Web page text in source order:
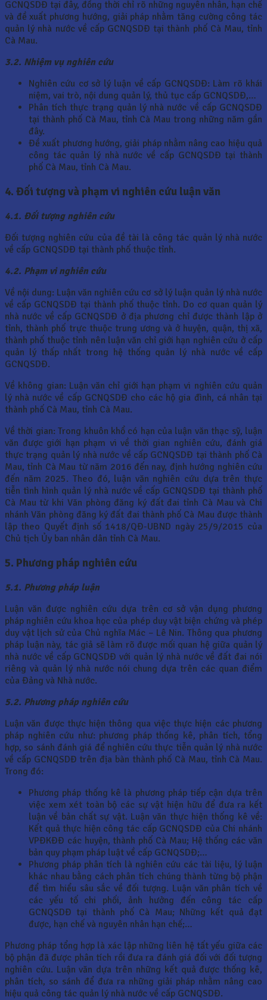
GCNQSDĐ tại đây, đồng thời chỉ rõ những nguyên nhân, hạn chế
và đề xuất phương hướng, giải pháp nhằm tăng cường công tác
quản lý nhà nước về cấp GCNQSDĐ tại thành phố Cà Mau, tỉnh
Cà Mau.
3.2. Nhiệm vụ nghiên cứu
Nghiên cứu cơ sở lý luận về cấp GCNQSDĐ: Làm rõ khái
niệm, vai trò, nội dung quản lý, thủ tục cấp GCNQSDĐ,…
Phân tích thực trạng quản lý nhà nước về cấp GCNQSDĐ
tại thành phố Cà Mau, tỉnh Cà Mau trong những năm gần
đây.
Đề xuất phương hướng, giải pháp nhằm nâng cao hiệu quả
công tác quản lý nhà nước về cấp GCNQSDĐ tại thành
phố Cà Mau, tỉnh Cà Mau.
4. Đối tượng và phạm vi nghiên cứu luận văn
4.1. Đối tượng nghiên cứu
Đối tượng nghiên cứu của đề tài là công tác quản lý nhà nước
về cấp GCNQSDĐ tại thành phố thuộc tỉnh.
4.2. Phạm vi nghiên cứu
Về nội dung: Luận văn nghiên cứu cơ sở lý luận quản lý nhà nước
về cấp GCNQSDĐ tại thành phố thuộc tỉnh. Do cơ quan quản lý
nhà nước về cấp GCNQSDĐ ở địa phương chỉ được thành lập ở
tỉnh, thành phố trực thuộc trung ương và ở huyện, quận, thị xã,
thành phố thuộc tỉnh nên luận văn chỉ giới hạn nghiên cứu ở cấp
quản lý thấp nhất trong hệ thống quản lý nhà nước về cấp
GCNQSDĐ.
Về không gian: Luận văn chỉ giới hạn phạm vi nghiên cứu quản
lý nhà nước về cấp GCNQSDĐ cho các hộ gia đình, cá nhân tại
thành phố Cà Mau, tỉnh Cà Mau.
Về thời gian: Trong khuôn khổ có hạn của luận văn thạc sỹ, luận
văn được giới hạn phạm vi về thời gian nghiên cứu, đánh giá
thực trạng quản lý nhà nước về cấp GCNQSDĐ tại thành phố Cà
Mau, tỉnh Cà Mau từ năm 2016 đến nay, định hướng nghiên cứu
đến năm 2025. Theo đó, luận văn nghiên cứu dựa trên thực
tiễn tình hình quản lý nhà nước về cấp GCNQSDĐ tại thành phố
Cà Mau từ khi Văn phòng đăng ký đất đai tỉnh Cà Mau và Chi
nhánh Văn phòng đăng ký đất đai thành phố Cà Mau được thành
lập theo Quyết định số 1418/QĐ-UBND ngày 25/9/2015 của
Chủ tịch Ủy ban nhân dân tỉnh Cà Mau.
5. Phương pháp nghiên cứu
5.1. Phương pháp luận
Luận văn được nghiên cứu dựa trên cơ sở vận dụng phương
pháp nghiên cứu khoa học của phép duy vật biện chứng và phép
duy vật lịch sử của Chủ nghĩa Mác – Lê Nin. Thông qua phương
pháp luận này, tác giả sẽ làm rõ được mối quan hệ giữa quản lý
nhà nước về cấp GCNQSDĐ với quản lý nhà nước về đất đai nói
riêng và quản lý nhà nước nói chung dựa trên các quan điểm
của Đảng và Nhà nước.
5.2. Phương pháp nghiên cứu
Luận văn được thực hiện thông qua việc thực hiện các phương
pháp nghiên cứu như: phương pháp thống kê, phân tích, tổng
hợp, so sánh đánh giá để nghiên cứu thực tiễn quản lý nhà nước
về cấp GCNQSDĐ trên địa bàn thành phố Cà Mau, tỉnh Cà Mau.
Trong đó:
Phương pháp thống kê là phương pháp tiếp cận dựa trên
việc xem xét toàn bộ các sự vật hiện hữu để đưa ra kết
luận về bản chất sự vật. Luận văn thực hiện thống kê về:
Kết quả thực hiện công tác cấp GCNQSDĐ của Chi nhánh
VPĐKĐĐ các huyện, thành phố Cà Mau; Hệ thống các văn
bản quy phạm pháp luật về cấp GCNQSDĐ;…
Phương pháp phân tích là nghiên cứu các tài liệu, lý luận
khác nhau bằng cách phân tích chúng thành từng bộ phận
để tìm hiểu sâu sắc về đối tượng. Luận văn phân tích về
các yếu tố chi phối, ảnh hưởng đến công tác cấp
GCNQSDĐ tại thành phố Cà Mau; Những kết quả đạt
được, hạn chế và nguyên nhân hạn chế;…
Phương pháp tổng hợp là xác lập những liên hệ tất yếu giữa các
bộ phận đã được phân tích rồi đưa ra đánh giá đối với đối tượng
nghiên cứu. Luận văn dựa trên những kết quả được thống kê,
phân tích, so sánh để đưa ra những giải pháp nhằm nâng cao
hiệu quả công tác quản lý nhà nước về cấp GCNQSDĐ.